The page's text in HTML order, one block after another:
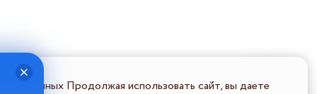
данных Продолжая использовать сайт, вы даете